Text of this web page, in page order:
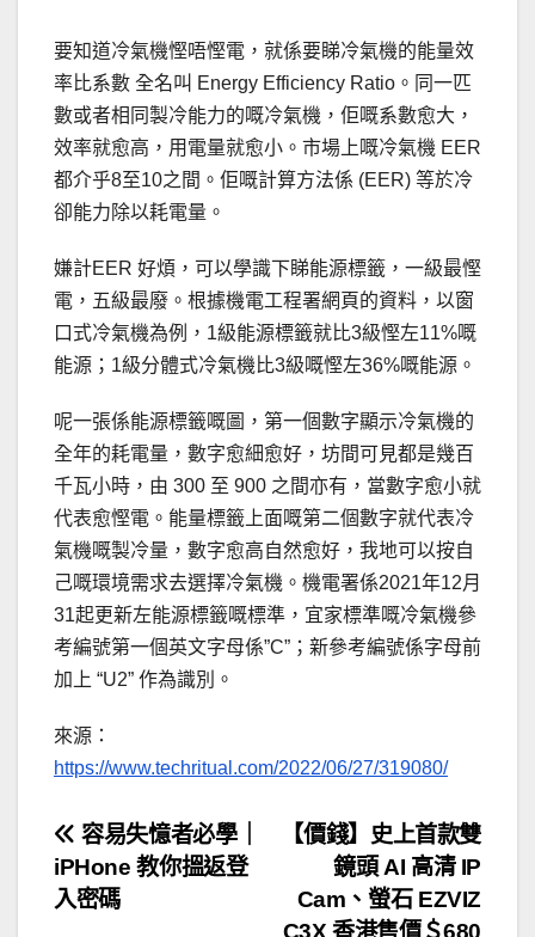
要知道冷氣機慳唔慳電，就係要睇冷氣機的能量效
率比系數 全名叫 Energy Efficiency Ratio。同一匹
數或者相同製冷能力的嘅冷氣機，佢嘅系數愈大，
效率就愈高，用電量就愈小。市場上嘅冷氣機 EER
都介乎8至10之間。佢嘅計算方法係 (EER) 等於冷
卻能力除以耗電量。
嫌計EER 好煩，可以學識下睇能源標籤，一級最慳
電，五級最廢。根據機電工程署網頁的資料，以窗
口式冷氣機為例，1級能源標籤就比3級慳左11%嘅
能源；1級分體式冷氣機比3級嘅慳左36%嘅能源。
呢一張係能源標籤嘅圖，第一個數字顯示冷氣機的
全年的耗電量，數字愈細愈好，坊間可見都是幾百
千瓦小時，由 300 至 900 之間亦有，當數字愈小就
代表愈慳電。能量標籤上面嘅第二個數字就代表冷
氣機嘅製冷量，數字愈高自然愈好，我地可以按自
己嘅環境需求去選擇冷氣機。機電署係2021年12月
31起更新左能源標籤嘅標準，宜家標準嘅冷氣機參
考編號第一個英文字母係”C”；新參考編號係字母前
加上 “U2” 作為識別。
來源：
https://www.techritual.com/2022/06/27/319080/
文
章
【價錢】史上首款雙
鏡頭 AI 高清 IP
Cam、螢石 EZVIZ
容易失憶者必學｜
iPHone 教你搵返登
入密碼